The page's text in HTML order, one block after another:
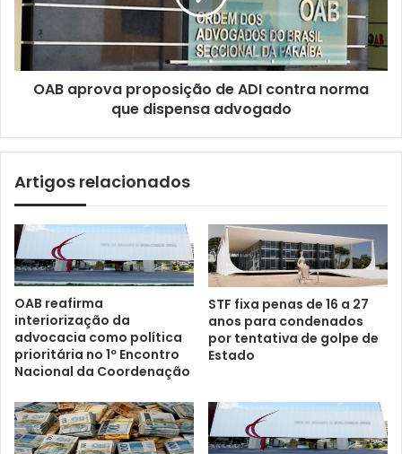
OAB aprova proposição de ADI contra norma
que dispensa advogado
Artigos relacionados
OAB reafirma
interiorização da
advocacia como política
prioritária no 1º Encontro
Nacional da Coordenação
STF fixa penas de 16 a 27
anos para condenados
por tentativa de golpe de
Estado